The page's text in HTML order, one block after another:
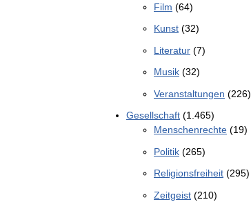
Film (64)
Kunst (32)
Literatur (7)
Musik (32)
Veranstaltungen (226)
Gesellschaft (1.465)
Menschenrechte (19)
Politik (265)
Religionsfreiheit (295)
Zeitgeist (210)